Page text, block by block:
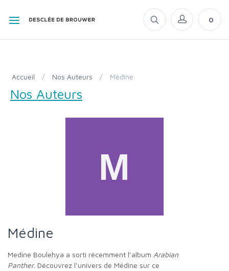
0
Accueil / Nos Auteurs / Médine
Nos Auteurs
Médine
Medine Boulehya a sorti récemment l’album Arabian
Panther. Découvrez l’univers de Médine sur ce